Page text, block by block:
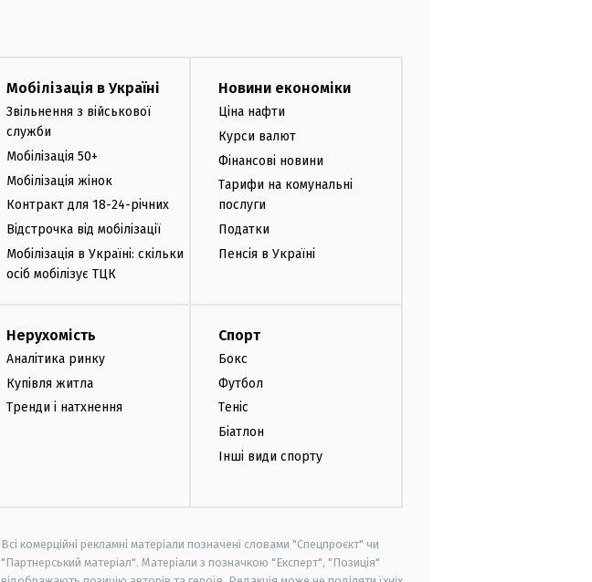
Мобілізація в Україні
Звільнення з військової
служби
Мобілізація 50+
Мобілізація жінок
Контракт для 18-24-річних
Відстрочка від мобілізації
Мобілізація в Україні: скільки
осіб мобілізує ТЦК
Новини економіки
Ціна нафти
Курси валют
Фінансові новини
Тарифи на комунальні
послуги
Податки
Пенсія в Україні
Нерухомість
Аналітика ринку
Купівля житла
Тренди і натхнення
Спорт
Бокс
Футбол
Теніс
Біатлон
Інші види спорту
Всі комерційні рекламні матеріали позначені словами "Спецпроєкт" чи
"Партнерський матеріал". Матеріали з позначкою "Експерт", "Позиція"